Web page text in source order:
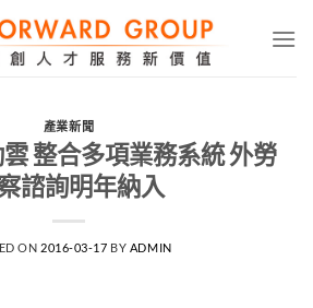
產業新聞
整合多項業務系統 外勞
諮詢明年納入
ON 2016-03-17 BY ADMIN